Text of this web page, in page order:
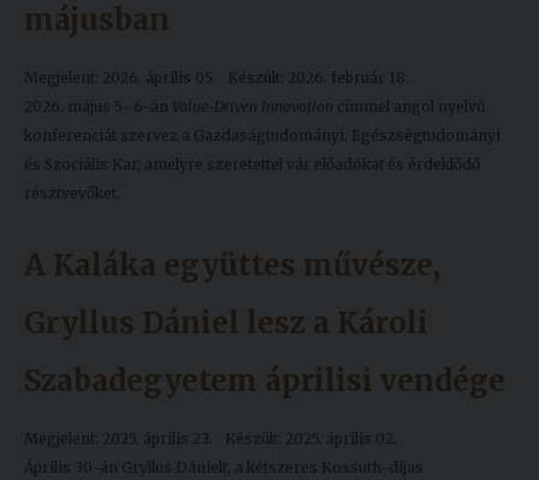
májusban
Megjelent: 2026. április 05.
Készült: 2026. február 18.
2026. május 5–6-án Value-Driven Innovation címmel angol nyelvű
konferenciát szervez a Gazdaságtudományi, Egészségtudományi
és Szociális Kar, amelyre szeretettel vár előadókat és érdeklődő
résztvevőket.
A Kaláka együttes művésze,
Gryllus Dániel lesz a Károli
Szabadegyetem áprilisi vendége
Megjelent: 2025. április 23.
Készült: 2025. április 02.
Április 30-án Gryllus Dánielt, a kétszeres Kossuth-díjas